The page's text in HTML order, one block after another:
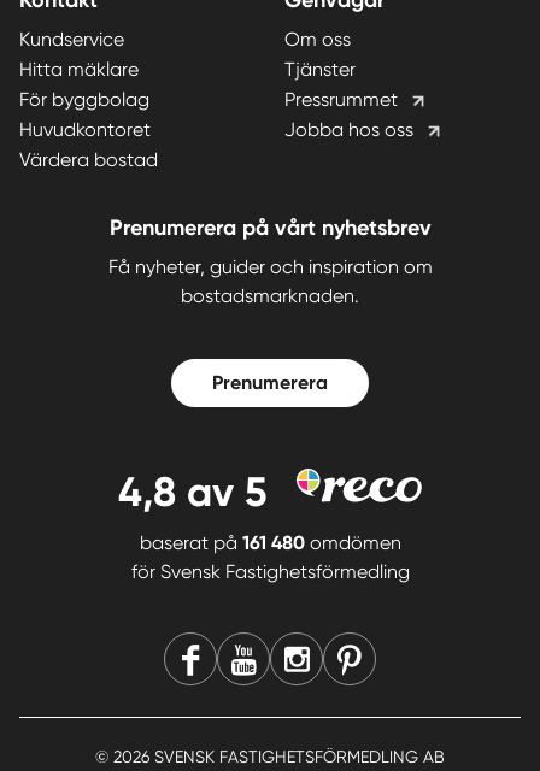
Kundservice
Hitta mäklare
För byggbolag
Huvudkontoret
Värdera bostad
Om oss
Tjänster
Pressrummet
Jobba hos oss
Prenumerera på vårt nyhetsbrev
Få nyheter, guider och inspiration om
bostadsmarknaden.
Prenumerera
4,8 av 5
baserat på 161 480omdömen
för Svensk Fastighetsförmedling
© 2026 SVENSK FASTIGHETSFÖRMEDLING AB